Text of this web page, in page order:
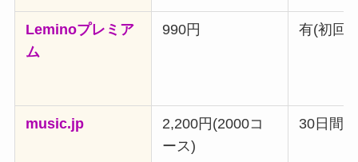
Leminoプレミア
ム
990円 有(初回)
music.jp
2,200円(2000コ
ース)
30日間